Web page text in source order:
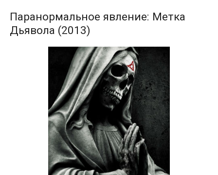
Паранормальное явление: Метка
Дьявола (2013)